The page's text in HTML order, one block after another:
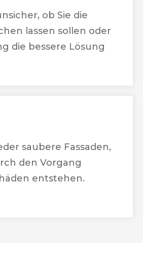
ob Sie die
lassen sollen oder
die bessere Lösung
saubere Fassaden,
den Vorgang
entstehen.